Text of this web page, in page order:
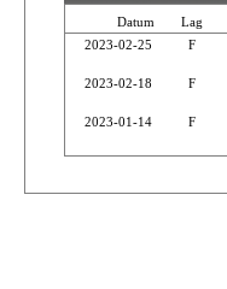
Datum Lag
2023-02-25
F
2023-02-18 F
2023-01-14 F